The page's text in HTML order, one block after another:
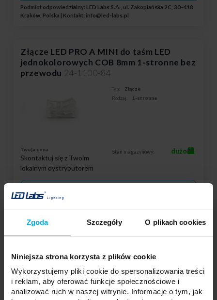
Zgoda Szczegóły O plikach cookies
Niniejsza strona korzysta z plików cookie
Wykorzystujemy pliki cookie do spersonalizowania treści
i reklam, aby oferować funkcje społecznościowe i
analizować ruch w naszej witrynie. Informacje o tym, jak
Podmiot odpowiedzialny: LED Labs S.A., ul. Zakopiańska 2C, 30-418
Kraków, Polska | Kontakt: info@led-labs.pl
Złącze LED PRO A MINI do taśm LED
jednokolorowych COB 8mm 1-stronne bez
przewodu 24-1100-84
Typ:
Złącze
Rodzaj:
1-stronne
Twoja cena:
Skontaktuj się z Twoim
lokalnym dystrybutorem
Stan magazynowy: dużo
Podmiot odpowiedzialny: LED Labs S.A., ul. Zakopiańska 2C, 30-418
Złącze taśmy LED 8mm 1-stronne zatrz. z
przewodem24-1100-01
Typ: